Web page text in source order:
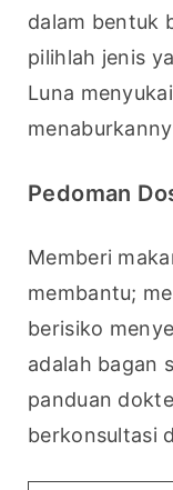
dalam bentuk
pilihlah jenis
Luna
Pedoman
Memberi
membantu;
berisiko
adalah bagan
panduan
berkonsultasi